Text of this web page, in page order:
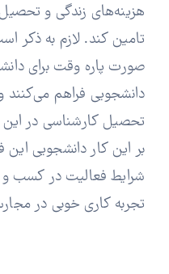
هزینه‌های زندگی و
تامین کند. لازم به ذکر
صورت پاره وقت برای
دانشجویی فراهم می‌کنند
تحصیل کارشناسی در
بر این کار دانشجویی
شرایط فعالیت در کسب
تجربه کاری خوبی در